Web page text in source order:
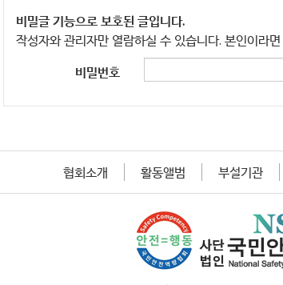
비밀글 기능으로 보호된 글입니다.
작성자와 관리자만 열람하실 수 있습니다. 본인이라
비밀번호
협회소개 활동앨범 부설기관